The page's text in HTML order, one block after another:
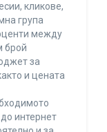
кликове,
група
между
брой
за
и цената
интернет